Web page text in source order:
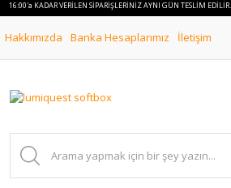
16:00'a KADAR VERİLEN SİPARİŞLERİNİZ AYNI GÜN TESLİM EDİLİR.
Hakkımızda Banka Hesaplarımız İletişim